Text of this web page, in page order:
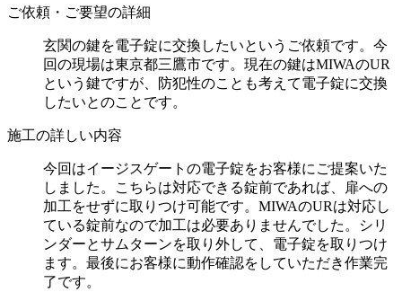
ご依頼・ご要望の詳細
玄関の鍵を電子錠に交換したいというご依頼です。今
回の現場は東京都三鷹市です。現在の鍵はMIWAのUR
という鍵ですが、防犯性のことも考えて電子錠に交換
したいとのことです。
施工の詳しい内容
今回はイージスゲートの電子錠をお客様にご提案いた
しました。こちらは対応できる錠前であれば、扉への
加工をせずに取りつけ可能です。MIWAのURは対応し
ている錠前なので加工は必要ありませんでした。シリ
ンダーとサムターンを取り外して、電子錠を取りつけ
ます。最後にお客様に動作確認をしていただき作業完
了です。